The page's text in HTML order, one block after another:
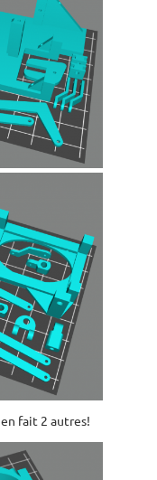
fait 2 autres!